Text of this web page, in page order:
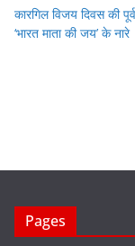
कारगिल विजय दिवस की
‘भारत माता की जय’ के नारे
Pages